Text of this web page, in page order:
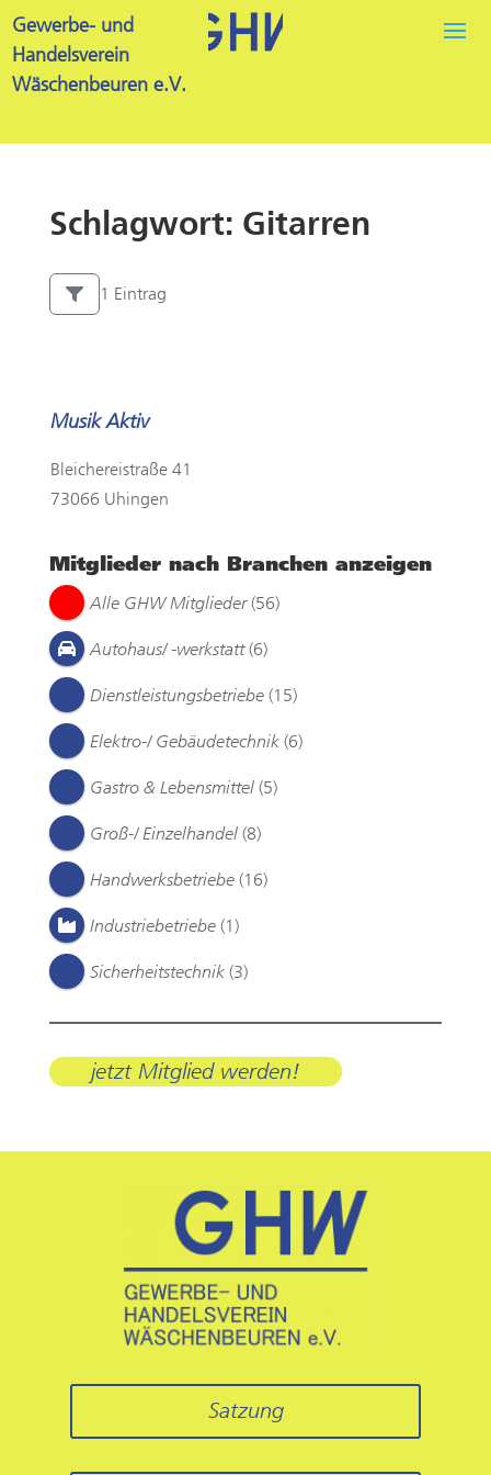
Gewerbe- und
Handelsverein
Wäschenbeuren e.V.
Schlagwort: Gitarren
1 Eintrag
Musik Aktiv
Bleichereistraße 41
73066 Uhingen
Mitglieder nach Branchen anzeigen
Alle GHW Mitglieder (56)
Autohaus/ -werkstatt (6)
Dienstleistungsbetriebe (15)
Elektro-/ Gebäudetechnik (6)
Gastro & Lebensmittel (5)
Groß-/ Einzelhandel (8)
Handwerksbetriebe (16)
Industriebetriebe (1)
Sicherheitstechnik (3)
jetzt Mitglied werden!
Satzung